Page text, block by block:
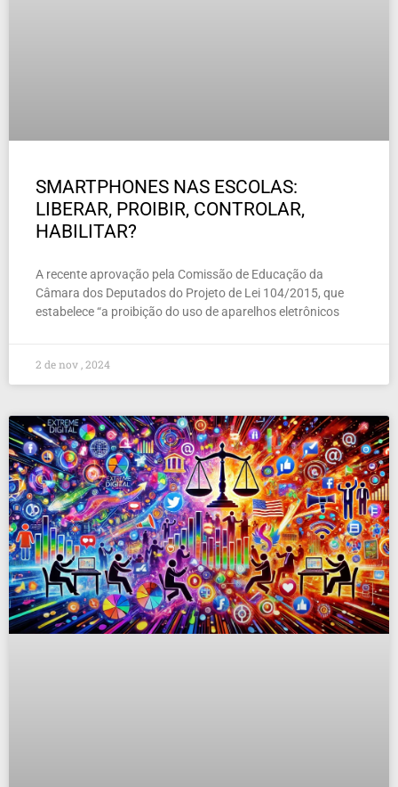
SMARTPHONES NAS ESCOLAS:
LIBERAR, PROIBIR, CONTROLAR,
HABILITAR?
A recente aprovação pela Comissão de Educação da
Câmara dos Deputados do Projeto de Lei 104/2015, que
estabelece “a proibição do uso de aparelhos eletrônicos
2 de nov , 2024